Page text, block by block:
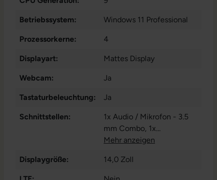
Betriebssystem: Windows 11 Professional
Prozessorkerne: 4
Displayart: Mattes Display
Webcam: Ja
Tastaturbeleuchtung: Ja
Schnittstellen:
1x Audio / Mikrofon - 3.5
mm Combo, 1x
Dockingstationanschluss
SD-Kartenleser
Typ C
Mehr anzeigen
Displaygröße: 14,0 Zoll